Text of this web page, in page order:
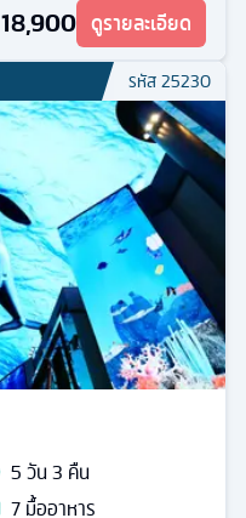
18,900 ดูรายละเอียด
รหัส25230
5วัน3 คืน
7มื้ออาหาร